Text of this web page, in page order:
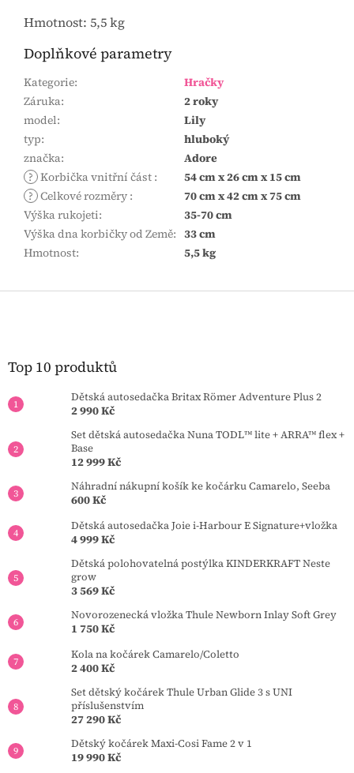
Hmotnost: 5,5 kg
Doplňkové parametry
Kategorie:
Hračky
Záruka:
2 roky
model:
Lily
typ:
hluboký
značka:
Adore
? Korbička vnitřní část :
54 cm x 26 cm x 15 cm
? Celkové rozměry :
70 cm x 42 cm x 75 cm
Výška rukojeti:
35-70 cm
Výška dna korbičky od Země: 33 cm
Hmotnost: 5,5 kg
Z
Top 10 produktů
Dětská autosedačka Britax Römer Adventure Plus 2
2 990 Kč
Set dětská autosedačka Nuna TODL™ lite + ARRA™ flex +
Base
12 999 Kč
Náhradní nákupní košík ke kočárku Camarelo, Seeba
600 Kč
Dětská autosedačka Joie i-Harbour E Signature+vložka
4 999 Kč
Dětská polohovatelná postýlka KINDERKRAFT Neste
grow
3 569 Kč
Novorozenecká vložka Thule Newborn Inlay Soft Grey
1 750 Kč
Kola na kočárek Camarelo/Coletto
2 400 Kč
Set dětský kočárek Thule Urban Glide 3 s UNI
příslušenstvím
27 290 Kč
Dětský kočárek Maxi-Cosi Fame 2 v 1
19 990 Kč